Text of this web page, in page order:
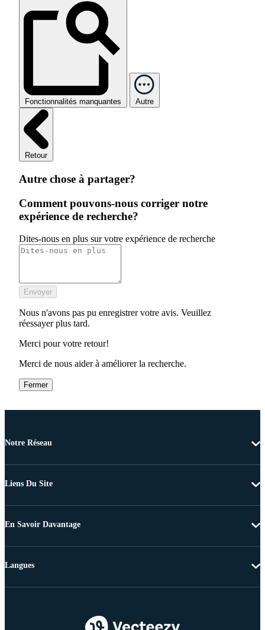
Fonctionnalités manquantes Autre
Retour
Autre chose à partager?
Comment pouvons-nous corriger notre
expérience de recherche?
Dites-nous en plus sur votre expérience de recherche
Envoyer
Nous n'avons pas pu enregistrer votre avis. Veuillez
réessayer plus tard.
Merci pour votre retour!
Merci de nous aider à améliorer la recherche.
Fermer
Notre Réseau
Liens Du Site
En Savoir Davantage
Langues